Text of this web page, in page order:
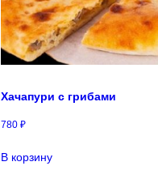
Хачапури с грибами
780₽
В корзину